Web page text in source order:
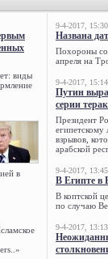
виды
в
9-4-2017, 15:30
Названа
Похороны
апреля на
9-4-2017, 15:14
Путин
серии
Президент
египетскому
взрывов,
арабской
9-4-2017, 13:45
В Египте в
В коптской
по случаю
9-4-2017, 13:13